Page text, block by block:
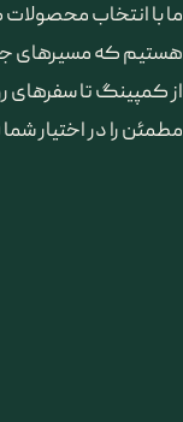
ما با انتخاب
هستیم که مسیرهای
از کمپینگ تا سفرهای
مطمئن را در اختیار